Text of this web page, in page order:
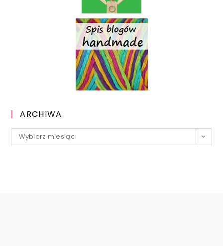
ARCHIWA
Archiwa
Wybierz miesiąc